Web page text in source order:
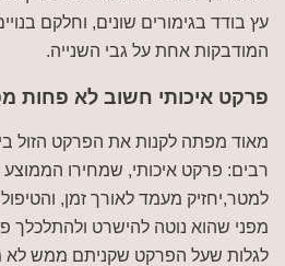
עץ בודד בגימורים שונים, וחלקם
המודבקות אחת על גבי השנייה.
פרקט איכותי חשוב לא פחות
מאוד מפתה לקנות את הפרקט הזול
למטר,יחזיק מעמד לאורך זמן,
מפני שהוא נוטה להישרט ולהתלכלך
לגלות שעל הפרקט שקניתם ממש לא